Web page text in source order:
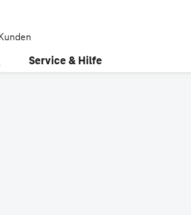
Service & Hilfe